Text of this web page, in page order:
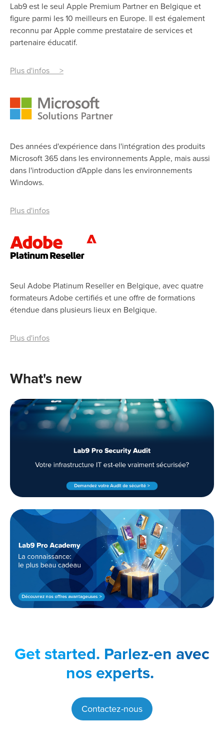
Lab9 est le seul Apple Premium Partner en Belgique et
figure parmi les 10 meilleurs en Europe. Il est également
reconnu par Apple comme prestataire de services et
partenaire éducatif.
Plus d'infos >
Des années d'expérience dans l'intégration des produits
Microsoft 365 dans les environnements Apple, mais aussi
dans l'introduction d'Apple dans les environnements
Windows.
Plus d'infos
Seul Adobe Platinum Reseller en Belgique, avec quatre
formateurs Adobe certifiés et une offre de formations
étendue dans plusieurs lieux en Belgique.
Plus d'infos
What's new
Get started. Parlez-en avec
nos experts.
Contactez-nous